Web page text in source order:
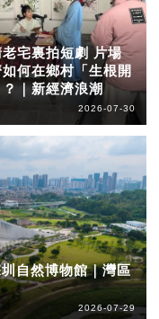
宅裏拍短劇 片場
何在鄉村「生根開
｜新經濟浪潮
2026-07-30
自然博物館｜灣區
2026-07-29